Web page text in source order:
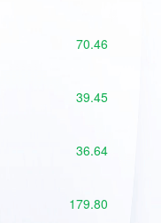
70.46
39.45
36.64
179.80